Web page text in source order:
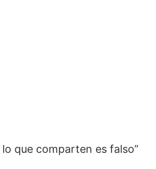
lo que comparten es falso”